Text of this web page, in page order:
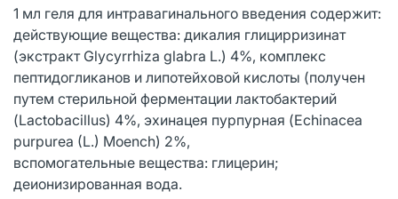
1 мл геля для интравагинального введения содержит:
действующие вещества: дикалия глицирризинат
(экстракт Glycyrrhiza glabra L.) 4%, комплекс
пептидогликанов и липотейховой кислоты (получен
путем стерильной ферментации лактобактерий
(Lactobacillus) 4%, эхинацея пурпурная (Echinacea
purpurea (L.) Moench) 2%,
вспомогательные вещества: глицерин;
деионизированная вода.